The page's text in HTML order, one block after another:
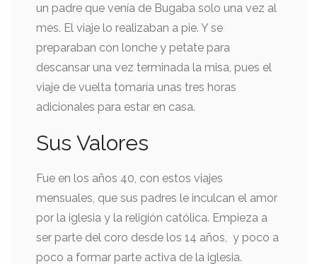
un padre que venía de Bugaba solo una vez al
mes. El viaje lo realizaban a pie. Y se
preparaban con lonche y petate para
descansar una vez terminada la misa, pues el
viaje de vuelta tomaría unas tres horas
adicionales para estar en casa.
Sus Valores
Fue en los años 40, con estos viajes
mensuales, que sus padres le inculcan el amor
por la iglesia y la religión católica. Empieza a
ser parte del coro desde los 14 años, y poco a
poco a formar parte activa de la iglesia.